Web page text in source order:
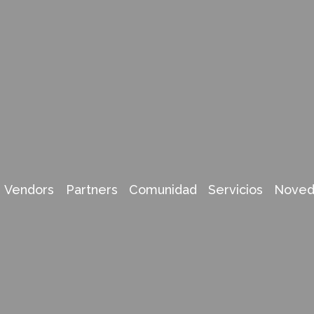
Vendors Partners Comunidad Servicios